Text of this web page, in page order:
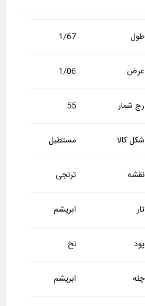
طول 1/67
عرض 1/06
رج شمار 55
شکل کالا مستطیل
نقشه ترنجی
تار ابریشم
پود نخ
چله ابریشم